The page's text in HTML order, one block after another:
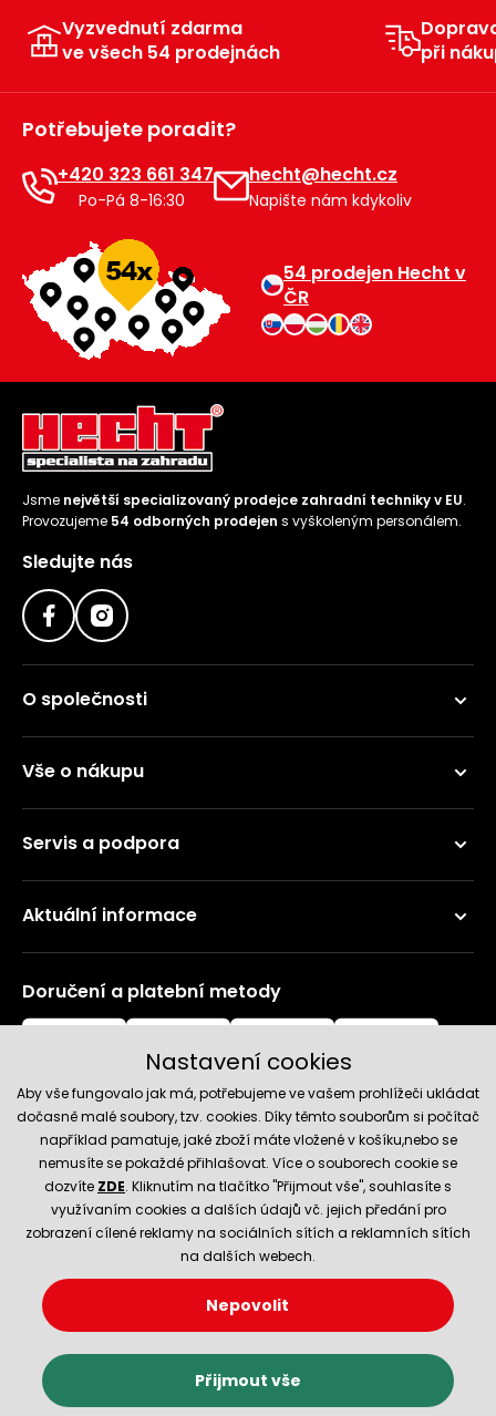
Vyzvednutí zdarma
ve všech 54 prodejnách
při
Potřebujete poradit?
+420 323 661 347
Po-Pá 8-16:30
hecht@hecht.cz
Napište nám kdykoliv
54 prodejen Hecht v
ČR
Jsme největší specializovaný prodejce zahradní techniky v EU.
Provozujeme 54 odborných prodejen s vyškoleným personálem.
Sledujte nás
O společnosti
Vše o nákupu
Servis a podpora
Aktuální informace
Doručení a platební metody
Spolehlivý obchod
© 2026 Hecht.cz
Nastavení cookies
Obchodní podmínky
Nastavení cookies
Aby vše fungovalo jak má, potřebujeme ve vašem prohlížeči ukládat
dočasně malé soubory, tzv. cookies. Díky těmto souborům si počítač
například pamatuje, jaké zboží máte vložené v košíku,nebo se
nemusíte se pokaždé přihlašovat. Více o souborech cookie se
dozvíte ZDE. Kliknutím na tlačítko "Přijmout vše", souhlasíte s
využívaním cookies a dalších údajů vč. jejich předání pro
zobrazení cílené reklamy na sociálních sítích a reklamních sítích
na dalších webech.
Nepovolit
Přijmout vše